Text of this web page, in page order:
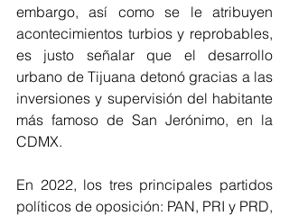
embargo, así como se le atribuyen
acontecimientos turbios y reprobables,
es justo señalar que el desarrollo
urbano de Tijuana detonó gracias a las
inversiones y supervisión del habitante
más famoso de San Jerónimo, en la
CDMX.
En 2022, los tres principales partidos
políticos de oposición: PAN, PRI y PRD,